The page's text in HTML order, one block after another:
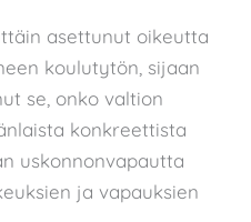
asettunut oikeutta
koulutytön, sijaan
se, onko valtion
konkreettista
uskonnonvapautta
ja vapauksien